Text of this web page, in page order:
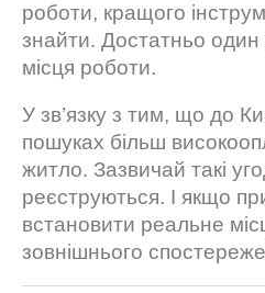
роботи, кращого
знайти. Достатньо один
місця роботи.
У зв’язку з тим, що до
пошуках більш
житло. Зазвичай такі
реєструються. І якщо
встановити реальне
зовнішнього